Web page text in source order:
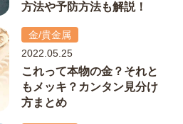
方法や予防方法も解説！
金/貴金属
2022.05.25
これって本物の金？それと
もメッキ？カンタン見分け
方まとめ